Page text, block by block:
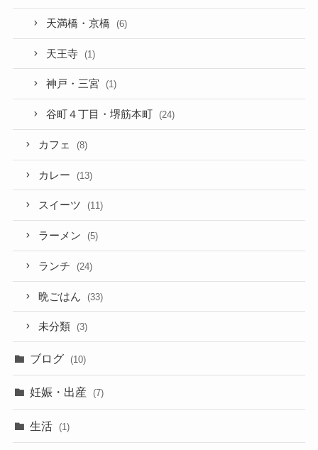
天満橋・京橋 (6)
天王寺 (1)
神戸・三宮 (1)
谷町４丁目・堺筋本町 (24)
カフェ (8)
カレー (13)
スイーツ (11)
ラーメン (5)
ランチ (24)
晩ごはん (33)
未分類 (3)
ブログ (10)
妊娠・出産 (7)
生活 (1)